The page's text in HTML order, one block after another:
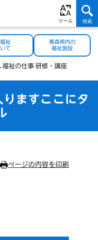
祉
て
青森県内の
福祉施設
福祉の仕事 研修・ 講座
ますここにタ
ページの内容を印刷